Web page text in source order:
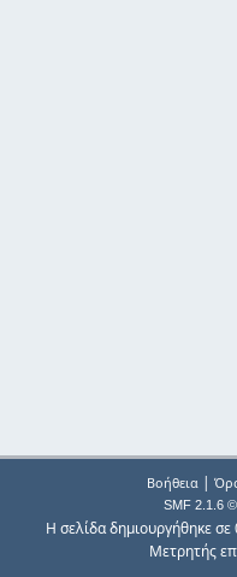
Βοήθεια|
SMF 2.1.6
Η σελίδα δημιουργήθηκε
Μετρητής